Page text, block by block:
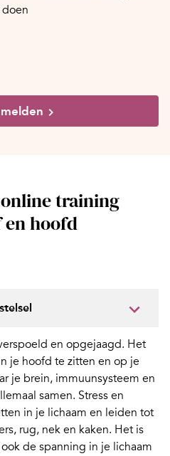
training
hoofd
en opgejaagd. Het
je hoofd te zitten en op je
je brein, immuunsysteem en
samen. Stress en
in je lichaam en leiden tot
rug, nek en kaken. Het is
de spanning in je lichaam